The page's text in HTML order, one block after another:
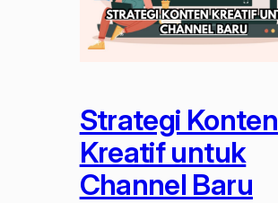
Strategi Konten
Kreatif untuk
Channel Baru